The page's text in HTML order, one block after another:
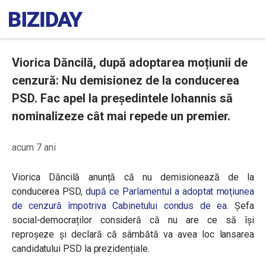
Viorica Dăncilă, după adoptarea moțiunii de
cenzură: Nu demisionez de la conducerea
PSD. Fac apel la președintele Iohannis să
nominalizeze cât mai repede un premier.
acum 7 ani
Viorica Dăncilă anunță că nu demisionează de la
conducerea PSD,după ce Parlamentul a adoptat moțiunea
de cenzură împotriva Cabinetului condus de ea. Șefa
social-democraților consideră că nu are ce să își
reproșeze și declară că sâmbătă va avea loc lansarea
candidatului PSD la prezidențiale.